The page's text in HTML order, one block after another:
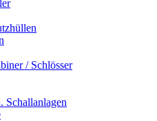
/ Schlösser
Schallanlagen